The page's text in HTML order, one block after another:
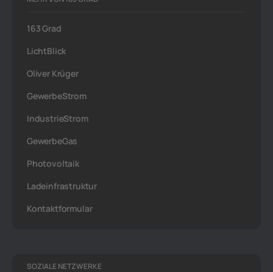
163 Grad
LichtBlick
Oliver Krüger
GewerbeStrom
IndustrieStrom
GewerbeGas
Photovoltaik
Ladeinfrastruktur
Kontaktformular
SOZIALE NETZWERKE